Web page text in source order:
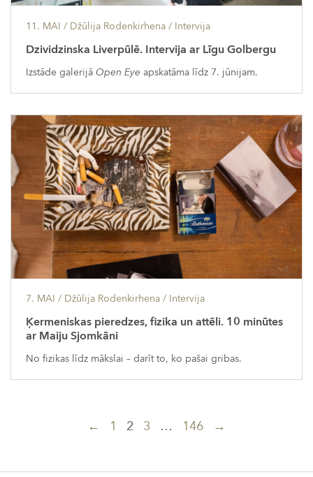
11. MAI / Džūlija Rodenkirhena / Intervija
Dzividzinska Liverpūlē. Intervija ar Līgu Golbergu
Izstāde galerijā Open Eye apskatāma līdz 7. jūnijam.
7. MAI / Džūlija Rodenkirhena / Intervija
Ķermeniskas pieredzes, fizika un attēli. 10 minūtes
ar Maiju Sjomkāni
No fizikas līdz mākslai – darīt to, ko pašai gribas.
← 1 2 3 … 146 →